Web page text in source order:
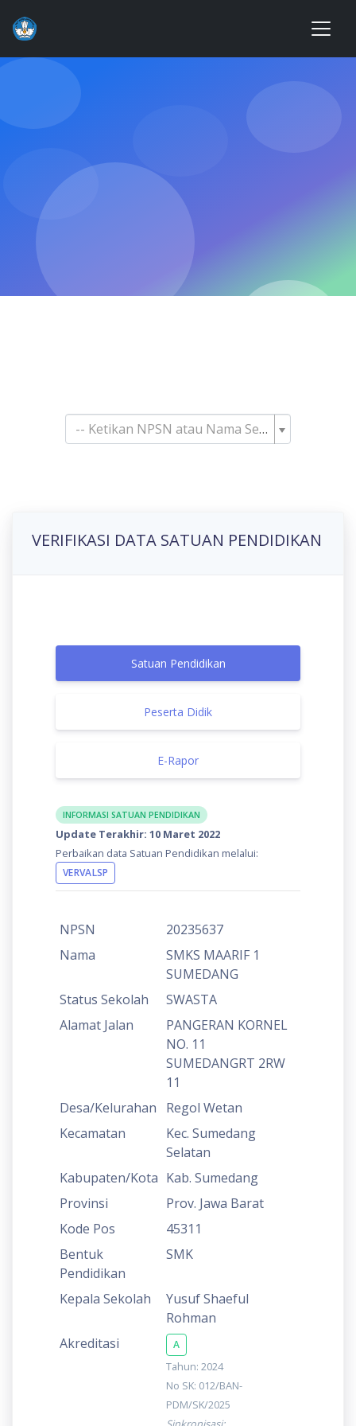
-- Ketikan NPSN atau Nama Sekolah--
VERIFIKASI DATA SATUAN PENDIDIKAN
Satuan Pendidikan
Peserta Didik
E-Rapor
INFORMASI SATUAN PENDIDIKAN
Update Terakhir: 10 Maret 2022
Perbaikan data Satuan Pendidikan melalui:
VERVALSP
NPSN
20235637
Nama
SMKS MAARIF 1
SUMEDANG
Status Sekolah
SWASTA
Alamat Jalan
PANGERAN KORNEL
NO. 11
SUMEDANGRT 2RW
11
Desa/Kelurahan
Regol Wetan
Kecamatan
Kec. Sumedang
Selatan
Kabupaten/Kota Kab. Sumedang
Provinsi
Prov. Jawa Barat
Kode Pos
45311
Bentuk
Pendidikan
SMK
Kepala Sekolah
Yusuf Shaeful
Rohman
Akreditasi
A
Tahun: 2024
No SK: 012/BAN-
PDM/SK/2025